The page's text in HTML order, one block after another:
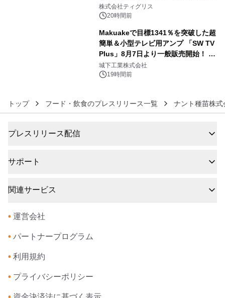
生 バカルディ ジャパンと連携した
没入型バー「BAR Arca」
株式会社ティグリス
20時間前
Makuakeで目標1341％を突破した超
簡単＆小型テレビ用アンプ 「SW TV
Plus」8月7日より一般販売開始！ ケ
ーブル1本つなぐだけ、テレビの音が
ぐっと豊かに
城下工業株式会社
19時間前
トップ フード・飲食のプレスリリース一覧 ナント種苗株式
プレスリリース配信
サポート
関連サービス
• 運営会社
• パートナープログラム
• 利用規約
• プライバシーポリシー